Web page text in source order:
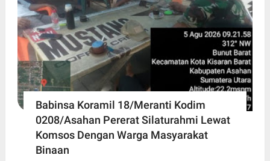
Babinsa Koramil 18/Meranti Kodim
0208/Asahan Pererat Silaturahmi Lewat
Komsos Dengan Warga Masyarakat
Binaan